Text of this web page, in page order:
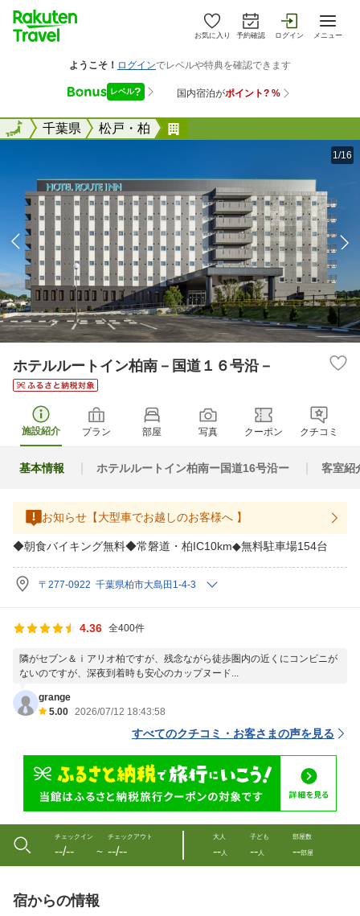
お気に入り 予約確認 ログイン メニュー
全国千葉県 松戸・柏
全国
1/16
ホテルルートイン柏南－国道１６号沿－
施設紹介 プラン 部屋 写真 クーポン クチコミ
基本情報 ホテルルートイン柏南ー国道16号沿ー 客室紹
お知らせ【⼤型車でお越しのお客様へ 】
◆朝食バイキング無料◆常磐道・柏IC10km◆無料駐車場154台
〒277-0922 千葉県柏市大島田1-4-3
4.36 全400件
隣がセブン＆ｉアリオ柏ですが、残念ながら徒歩圏内の近くにコンビニが
ないのですが、深夜到着時も安心のカップヌード...
grange
5.00 2026/07/12 18:43:58
すべてのクチコミ・お客さまの声を見る
チェックイン
--/-- 〜
チェックアウト
--/--
大人
--人
子ども
--人
部屋数
--部屋
宿からの情報